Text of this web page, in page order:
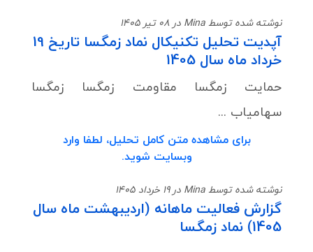
نوشته شده توسط Mina در 08 تیر 1405
آپدیت تحلیل تکنیکال نماد زمگسا تاریخ 19
خرداد ماه سال 1405
حمایت زمگسا مقاومت زمگسا زمگسا
سهامیاب ...
برای مشاهده متن کامل تحلیل، لطفا وارد
وبسایت شوید.
نوشته شده توسط Mina در 19 خرداد 1405
گزارش فعالیت ماهانه (اردیبهشت ماه سال
1405) نماد زمگسا